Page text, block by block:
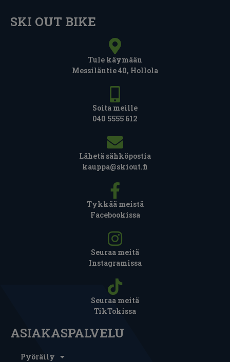
SKI OUT BIKE
Tule käymään
Messiläntie 40, Hollola
Soita meille
040 5555 612
Lähetä sähköpostia
kauppa@skiout.fi
Tykkää meistä
Facebookissa
Seuraa meitä
Instagramissa
Seuraa meitä
TikTokissa
ASIAKASPALVELU
Pyöräily